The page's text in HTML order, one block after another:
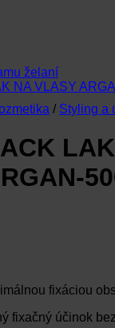
želaní
/ Styling a
fixáciou
fixačný účinok